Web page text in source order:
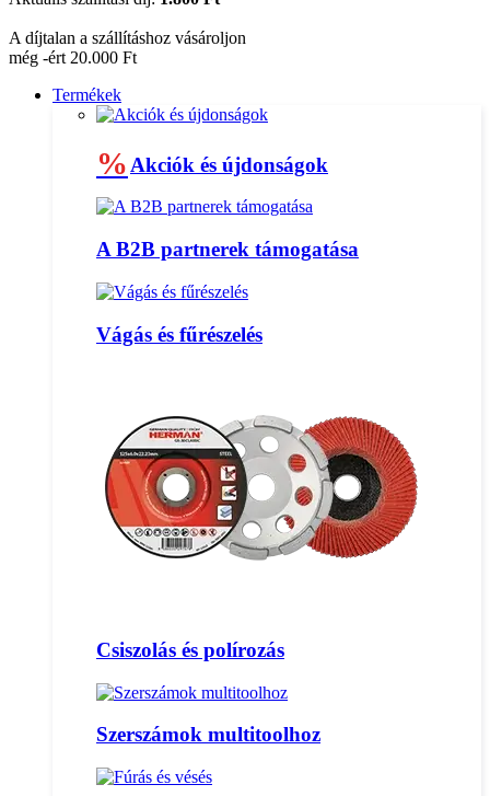
A díjtalan a szállításhoz vásároljon
még -ért 20.000 Ft
Termékek
% Akciók és újdonságok
A B2B partnerek támogatása
Vágás és fűrészelés
Csiszolás és polírozás
Szerszámok multitoolhoz